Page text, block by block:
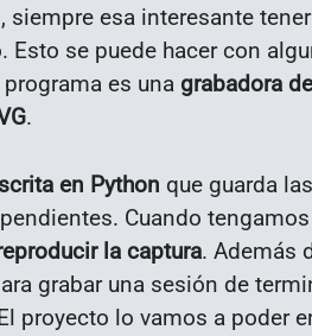
esa interesante
se puede hacer con
es una grabadora
.
en Python que guarda
Cuando
la captura. Además
grabar una sesión de
proyecto lo vamos a poder